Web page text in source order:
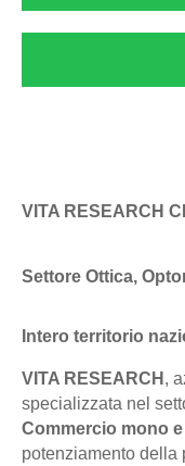
VITA RESEARCH
Settore Ottica,
Intero territorio
VITA RESEARCH ,
specializzata nel
Commercio mono
potenziamento della